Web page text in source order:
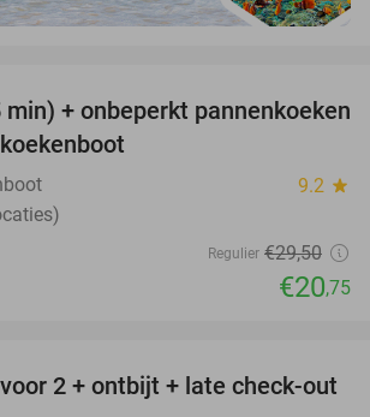
30%
min) + onbeperkt pannenkoeken
9.2 star
Regulier €29,50
€20,75
41%
2 + ontbijt + late check-out